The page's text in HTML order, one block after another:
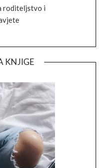
roditeljstvo i
KNJIGE